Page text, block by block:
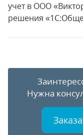
учет в ООО
решения
Нужна